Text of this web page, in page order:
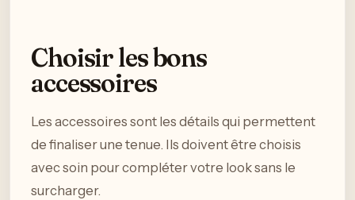
Choisir les bons
accessoires
Les accessoires sont les détails qui permettent
de finaliser une tenue. Ils doivent être choisis
avec soin pour compléter votre look sans le
surcharger.